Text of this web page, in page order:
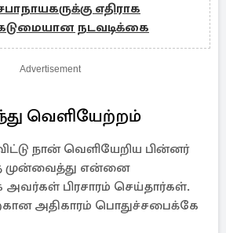
எதிராக
நடவடிக்கை
Advertisement
வெளியேற்றம்
நான் வெளியேறிய பின்னர்
முன்வைத்து என்னை
அவர்கள் பிரசாரம் செய்தார்கள்.
அதிகாரம் பொதுச்சபைக்கே